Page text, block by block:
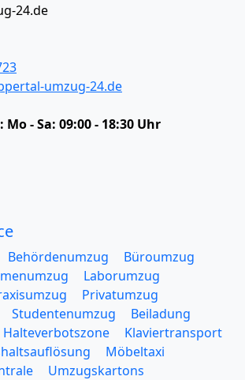
24.de
umzug-24.de
Mo - Sa: 09:00 - 18:30 Uhr
Behördenumzug
Büroumzug
Laborumzug
Privatumzug
Studentenumzug
Beiladung
Halteverbotszone
Klaviertransport
Möbeltaxi
Umzugskartons